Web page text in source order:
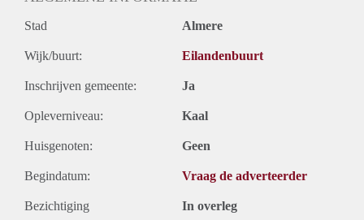
Stad Almere
Wijk/buurt: Eilandenbuurt
Inschrijven gemeente: Ja
Opleverniveau: Kaal
Huisgenoten: Geen
Begindatum: Vraag de adverteerder
Bezichtiging In overleg